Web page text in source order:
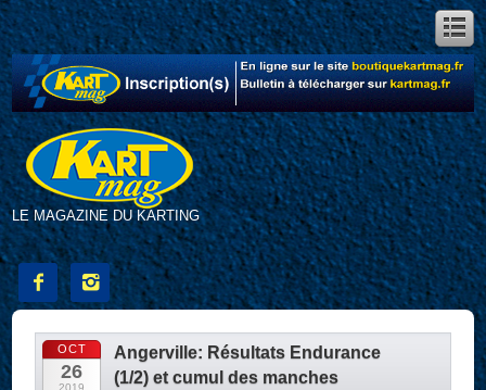
LE MAGAZINE DU KARTING
 
OCT
26
2019
Angerville: Résultats Endurance
(1/2) et cumul des manches